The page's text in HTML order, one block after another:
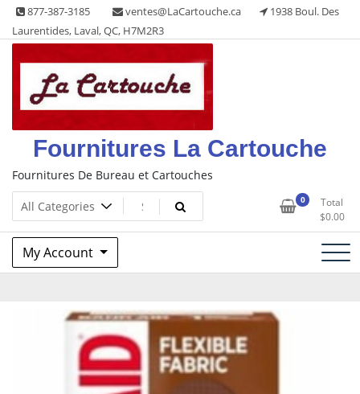
Skip
content
877-387-3185 ventes@LaCartouche.ca
1938 Boul. Des
Laurentides, Laval, QC, H7M2R3
Fournitures La Cartouche
Fournitures De Bureau et Cartouches
0
Total
$0.00
My Account